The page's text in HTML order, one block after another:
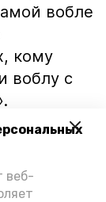
веб-
вобле
кому
воблу с